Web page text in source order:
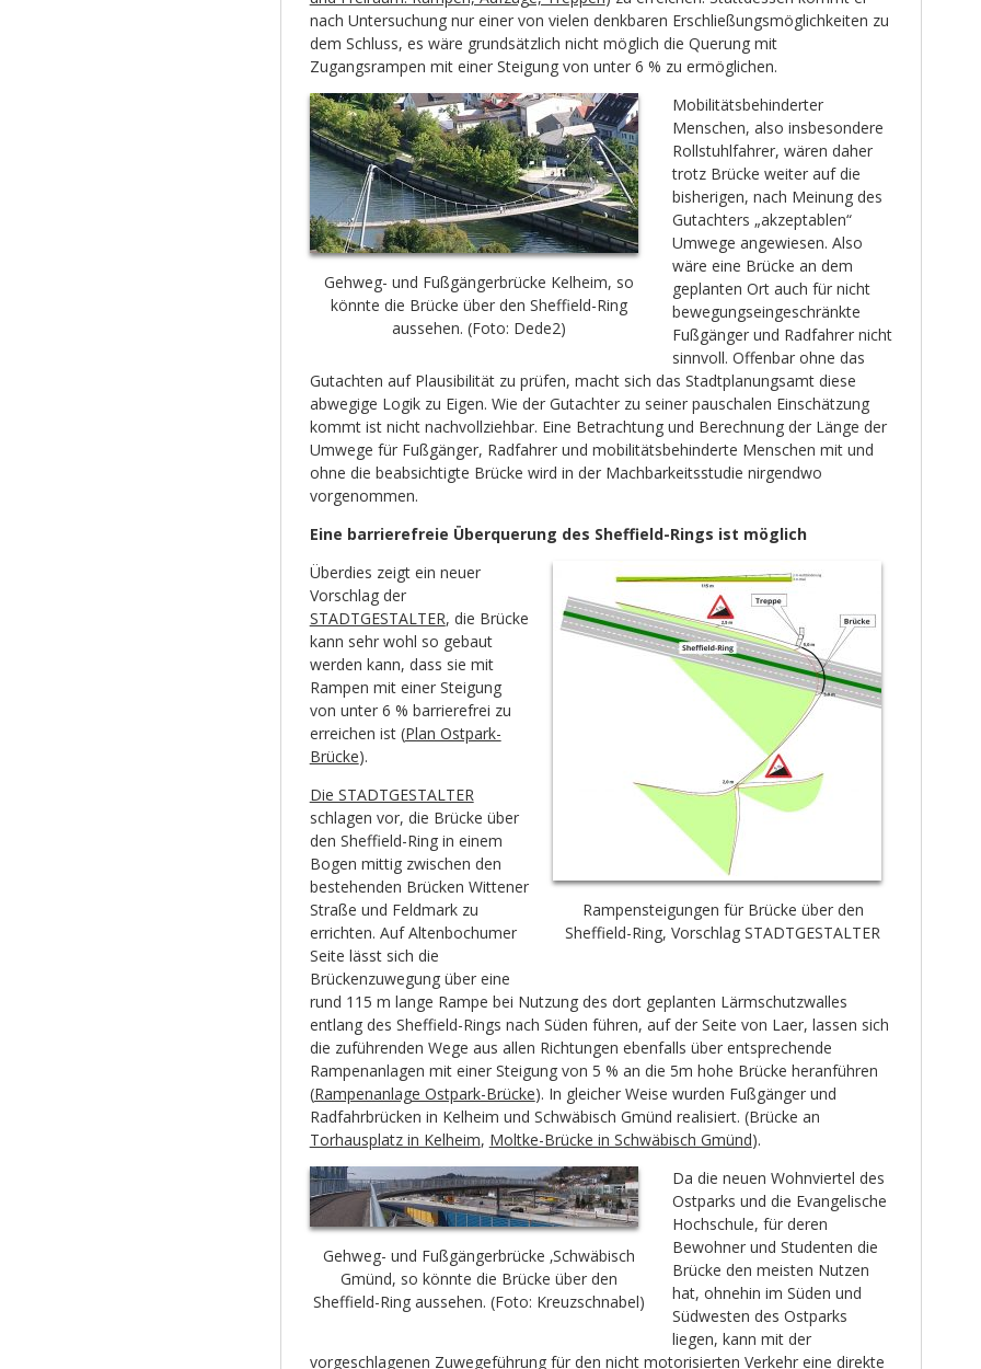
nach Untersuchung nur einer von vielen denkbaren Erschließungsmöglichkeiten zu
dem Schluss, es wäre grundsätzlich nicht möglich die Querung mit
Zugangsrampen mit einer Steigung von unter 6 % zu ermöglichen.
Gehweg- und Fußgängerbrücke Kelheim, so
könnte die Brücke über den Sheffield-Ring
aussehen. (Foto: Dede2)
Mobilitäts­behinderter
Menschen, also insbesondere
Rollstuhlfahrer, wären daher
trotz Brücke weiter auf die
bisherigen, nach Meinung des
Gutachters „akzeptablen“
Umwege angewiesen. Also
wäre eine Brücke an dem
geplanten Ort auch für nicht
bewegungseingeschränkte
Fußgänger und Radfahrer nicht
sinnvoll. Offenbar ohne das
Gutachten auf Plausibilität zu prüfen, macht sich das Stadtplanungsamt diese
abwegige Logik zu Eigen. Wie der Gutachter zu seiner pauschalen Einschätzung
kommt ist nicht nachvollziehbar. Eine Betrachtung und Berechnung der Länge der
Umwege für Fußgänger, Radfahrer und mobilitäts­behinderte Menschen mit und
ohne die beabsichtigte Brücke wird in der Machbarkeitsstudie nirgendwo
vorgenommen.
Eine barrierefreie Überquerung des Sheffield-Rings ist möglich
Rampensteigungen für Brücke über den
Sheffield-Ring, Vorschlag STADTGESTALTER
Überdies zeigt ein neuer
Vorschlag der
STADTGESTALTER, die Brücke
kann sehr wohl so gebaut
werden kann, dass sie mit
Rampen mit einer Steigung
von unter 6 % barrierefrei zu
erreichen ist (Plan Ostpark-
Brücke).
Die STADTGESTALTER
schlagen vor, die Brücke über
den Sheffield-Ring in einem
Bogen mittig zwischen den
bestehenden Brücken Wittener
Straße und Feldmark zu
errichten. Auf Altenbochumer
Seite lässt sich die
Brückenzuwegung über eine
rund 115 m lange Rampe bei Nutzung des dort geplanten Lärmschutzwalles
entlang des Sheffield-Rings nach Süden führen, auf der Seite von Laer, lassen sich
die zuführenden Wege aus allen Richtungen ebenfalls über entsprechende
Rampenanlagen mit einer Steigung von 5 % an die 5m hohe Brücke heranführen
(Rampenanlage Ostpark-Brücke). In gleicher Weise wurden Fußgänger und
Radfahrbrücken in Kelheim und Schwäbisch Gmünd realisiert. (Brücke an
Torhausplatz in Kelheim, Moltke-Brücke in Schwäbisch Gmünd).
Gehweg- und Fußgängerbrücke ‚Schwäbisch
Gmünd, so könnte die Brücke über den
Sheffield-Ring aussehen. (Foto: Kreuzschnabel)
Da die neuen Wohnviertel des
Ostparks und die Evangelische
Hochschule, für deren
Bewohner und Studenten die
Brücke den meisten Nutzen
hat, ohnehin im Süden und
Südwesten des Ostparks
liegen, kann mit der
vorgeschlagenen Zuwegeführung für den nicht motorisierten Verkehr eine direkte